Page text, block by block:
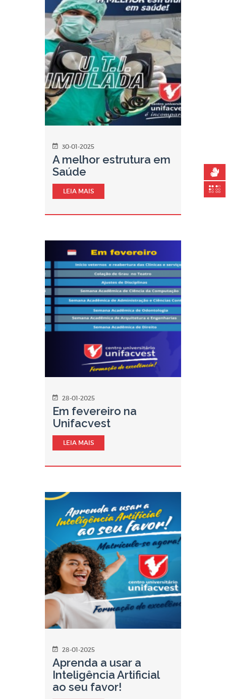
30-01-2025
A melhor estrutura em
Saúde
LEIA MAIS
28-01-2025
Em fevereiro na
Unifacvest
LEIA MAIS
28-01-2025
Aprenda a usar a
Inteligência Artificial
ao seu favor!